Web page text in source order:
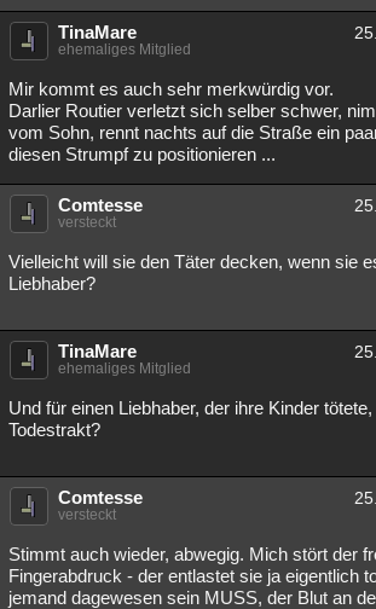
TinaMare
ehemaliges Mitglied
Mir kommt es auch sehr merkwürdig vor.
Darlier Routier verletzt sich selber schwer,
vom Sohn, rennt nachts auf die Straße ein
diesen Strumpf zu positionieren ...
Comtesse
versteckt
Vielleicht will sie den Täter decken, wenn sie
Liebhaber?
TinaMare
ehemaliges Mitglied
Und für einen Liebhaber, der ihre Kinder
Todestrakt?
Comtesse
versteckt
Stimmt auch wieder, abwegig. Mich stört der
Fingerabdruck - der entlastet sie ja eigentlich
jemand dagewesen sein MUSS, der Blut an